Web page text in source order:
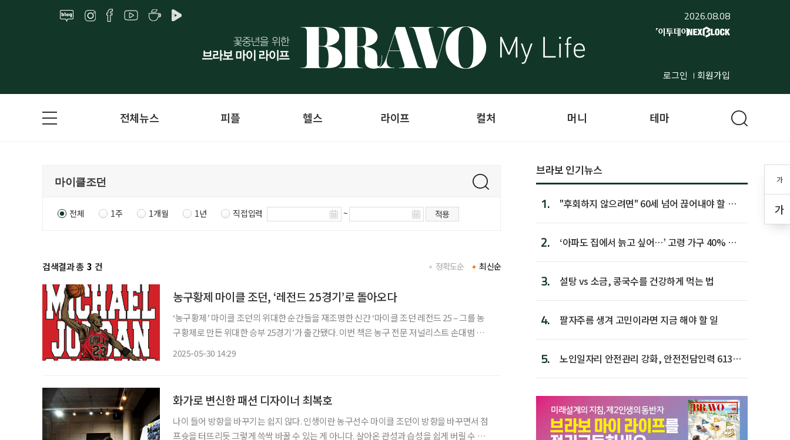
2026.08.08
로그인 회원가입
가
가
전체뉴스 피플 헬스 라이프 컬처 머니 테마
전체 1주 1개월 1년 직접입력 ~ 적용
검색결과 총 3 건 최신순
정확도순
농구황제 마이클 조던, ‘레전드 25경기’로 돌아오다
‘농구황제’ 마이클 조던의 위대한 순간들을 재조명한 신간 ‘마이클 조던 레전드 25 – 그를 농
구황제로 만든 위대한 승부 25경기’가 출간됐다. 이번 책은 농구 전문 저널리스트 손대범 기
2025-05-30 14:29
화가로 변신한 패션 디자이너 최복호
나이 들어 방향을 바꾸기는 쉽지 않다. 인생이란 농구선수 마이클 조던이 방향을 바꾸면서 점
프슛을 터뜨리듯 그렇게 쓱싹 바꿀 수 있는 게 아니다. 살아온 관성과 습성을 쉽게 버릴 수 있
브라보 인기뉴스
1.
"후회하지 않으려면" 60세 넘어 끊어내야 할 사
2.
‘아파도 집에서 늙고 싶어…’ 고령 가구 40% 노
3. 설탕 vs 소금, 콩국수를 건강하게 먹는 법
4. 팔자주름 생겨 고민이라면 지금 해야 할 일
5.
노인일자리 안전관리 강화, 안전전담인력 613명